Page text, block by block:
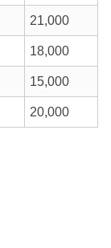
21,000
18,000
15,000
20,000